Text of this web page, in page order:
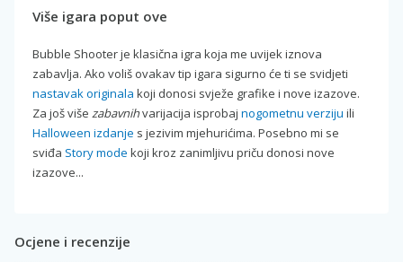
Više igara poput ove
Bubble Shooter je klasična igra koja me uvijek iznova
zabavlja. Ako voliš ovakav tip igara sigurno će ti se svidjeti
nastavak originala koji donosi svježe grafike i nove izazove.
Za još više zabavnihvarijacija isprobaj nogometnu verziju ili
Halloween izdanje s jezivim mjehurićima. Posebno mi se
sviđa Story mode koji kroz zanimljivu priču donosi nove
izazove...
Ocjene i recenzije